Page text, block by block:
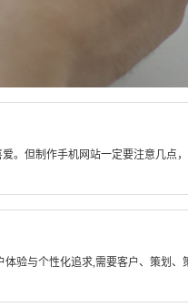
但制作手机网站一定要注意几点
验与个性化追求,需要客户、策划